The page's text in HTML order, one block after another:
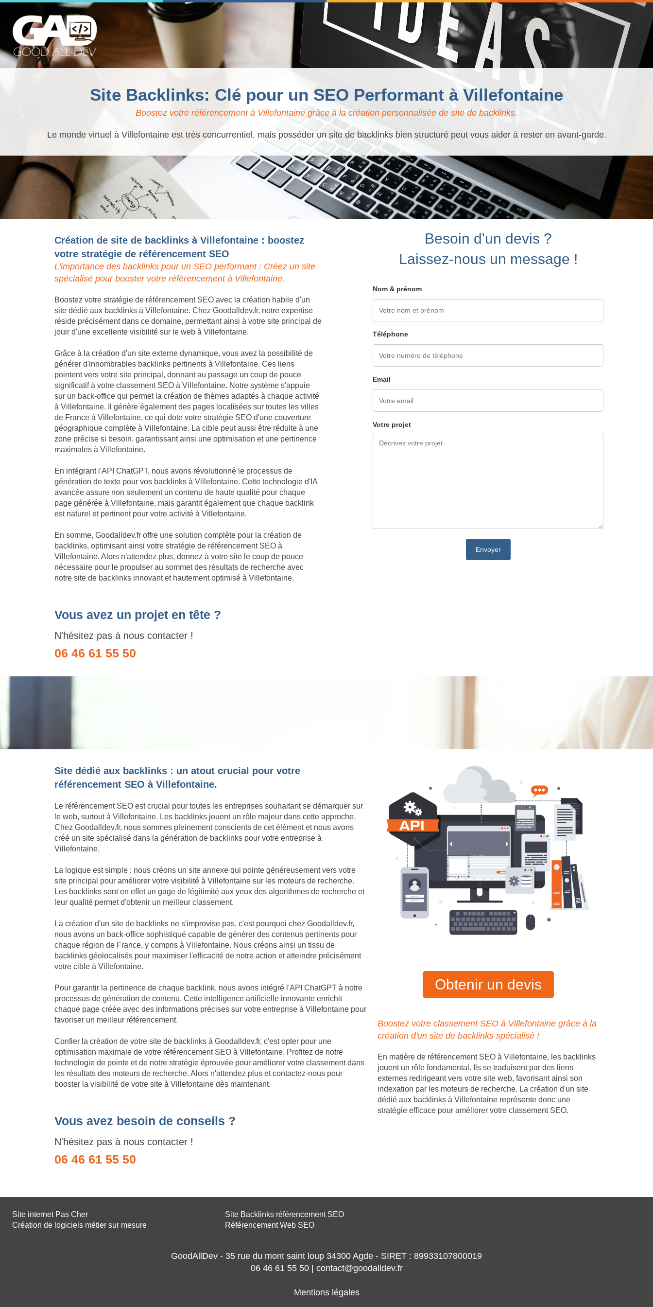
Site Backlinks: Clé pour un SEO Performant à Villefontaine
Boostez votre référencement à Villefontaine grâce à la création personnalisée de site de backlinks.
Le monde virtuel à Villefontaine est très concurrentiel, mais posséder un site de backlinks bien structuré peut vous aider à rester en avant-garde.
Création de site de backlinks à Villefontaine : boostez
votre stratégie de référencement SEO
L'importance des backlinks pour un SEO performant : Créez un site
spécialisé pour booster votre référencement à Villefontaine.
Boostez votre stratégie de référencement SEO avec la création habile d'un
site dédié aux backlinks à Villefontaine. Chez Goodalldev.fr, notre expertise
réside précisément dans ce domaine, permettant ainsi à votre site principal de
jouir d'une excellente visibilité sur le web à Villefontaine.
Grâce à la création d'un site externe dynamique, vous avez la possibilité de
générer d'innombrables backlinks pertinents à Villefontaine. Ces liens
pointent vers votre site principal, donnant au passage un coup de pouce
significatif à votre classement SEO à Villefontaine. Notre système s'appuie
sur un back-office qui permet la création de thèmes adaptés à chaque activité
à Villefontaine. Il génère également des pages localisées sur toutes les villes
de France à Villefontaine, ce qui dote votre stratégie SEO d'une couverture
géographique complète à Villefontaine. La cible peut aussi être réduite à une
zone précise si besoin, garantissant ainsi une optimisation et une pertinence
maximales à Villefontaine.
En intégrant l'API ChatGPT, nous avons révolutionné le processus de
génération de texte pour vos backlinks à Villefontaine. Cette technologie d'IA
avancée assure non seulement un contenu de haute qualité pour chaque
page générée à Villefontaine, mais garantit également que chaque backlink
est naturel et pertinent pour votre activité à Villefontaine.
En somme, Goodalldev.fr offre une solution complète pour la création de
backlinks, optimisant ainsi votre stratégie de référencement SEO à
Villefontaine. Alors n'attendez plus, donnez à votre site le coup de pouce
nécessaire pour le propulser au sommet des résultats de recherche avec
notre site de backlinks innovant et hautement optimisé à Villefontaine.
Vous avez un projet en tête ?
N'hésitez pas à nous contacter !
06 46 61 55 50
Besoin d'un devis ?
Laissez-nous un message !
Nom & prénom
Téléphone
Email
Votre projet
Site dédié aux backlinks : un atout crucial pour votre
référencement SEO à Villefontaine.
Le référencement SEO est crucial pour toutes les entreprises souhaitant se démarquer sur
le web, surtout à Villefontaine. Les backlinks jouent un rôle majeur dans cette approche.
Chez Goodalldev.fr, nous sommes pleinement conscients de cet élément et nous avons
créé un site spécialisé dans la génération de backlinks pour votre entreprise à
Villefontaine.
La logique est simple : nous créons un site annexe qui pointe généreusement vers votre
site principal pour améliorer votre visibilité à Villefontaine sur les moteurs de recherche.
Les backlinks sont en effet un gage de légitimité aux yeux des algorithmes de recherche et
leur qualité permet d'obtenir un meilleur classement.
La création d'un site de backlinks ne s'improvise pas, c'est pourquoi chez Goodalldev.fr,
nous avons un back-office sophistiqué capable de générer des contenus pertinents pour
chaque région de France, y compris à Villefontaine. Nous créons ainsi un tissu de
backlinks géolocalisés pour maximiser l'efficacité de notre action et atteindre précisément
votre cible à Villefontaine.
Pour garantir la pertinence de chaque backlink, nous avons intégré l'API ChatGPT à notre
processus de génération de contenu. Cette intelligence artificielle innovante enrichit
chaque page créée avec des informations précises sur votre entreprise à Villefontaine pour
favoriser un meilleur référencement.
Confier la création de votre site de backlinks à Goodalldev.fr, c'est opter pour une
optimisation maximale de votre référencement SEO à Villefontaine. Profitez de notre
technologie de pointe et de notre stratégie éprouvée pour améliorer votre classement dans
les résultats des moteurs de recherche. Alors n'attendez plus et contactez-nous pour
booster la visibilité de votre site à Villefontaine dès maintenant.
Vous avez besoin de conseils ?
N'hésitez pas à nous contacter !
06 46 61 55 50
Obtenir un devis
Boostez votre classement SEO à Villefontaine grâce à la
création d'un site de backlinks spécialisé !
En matière de référencement SEO à Villefontaine, les backlinks
jouent un rôle fondamental. Ils se traduisent par des liens
externes redirigeant vers votre site web, favorisant ainsi son
indexation par les moteurs de recherche. La création d'un site
dédié aux backlinks à Villefontaine représente donc une
stratégie efficace pour améliorer votre classement SEO.
Site internet Pas Cher
Création de logiciels métier sur mesure
Site Backlinks référencement SEO
Référencement Web SEO
GoodAllDev - 35 rue du mont saint loup 34300 Agde - SIRET : 89933107800019
06 46 61 55 50 | contact@goodalldev.fr
Mentions légales